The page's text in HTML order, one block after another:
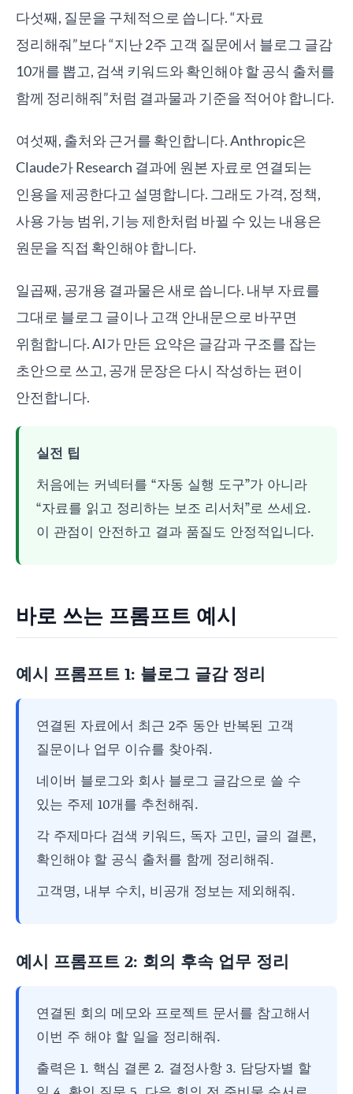
다섯째, 질문을 구체적으로 씁니다. “자료
정리해줘”보다 “지난 2주 고객 질문에서 블로그 글감
10개를 뽑고, 검색 키워드와 확인해야 할 공식 출처를
함께 정리해줘”처럼 결과물과 기준을 적어야 합니다.
여섯째, 출처와 근거를 확인합니다. Anthropic은
Claude가 Research 결과에 원본 자료로 연결되는
인용을 제공한다고 설명합니다. 그래도 가격, 정책,
사용 가능 범위, 기능 제한처럼 바뀔 수 있는 내용은
원문을 직접 확인해야 합니다.
일곱째, 공개용 결과물은 새로 씁니다. 내부 자료를
그대로 블로그 글이나 고객 안내문으로 바꾸면
위험합니다. AI가 만든 요약은 글감과 구조를 잡는
초안으로 쓰고, 공개 문장은 다시 작성하는 편이
안전합니다.
실전 팁
처음에는 커넥터를 “자동 실행 도구”가 아니라
“자료를 읽고 정리하는 보조 리서처”로 쓰세요.
이 관점이 안전하고 결과 품질도 안정적입니다.
바로 쓰는 프롬프트 예시
예시 프롬프트 1: 블로그 글감 정리
연결된 자료에서 최근 2주 동안 반복된 고객
질문이나 업무 이슈를 찾아줘.
네이버 블로그와 회사 블로그 글감으로 쓸 수
있는 주제 10개를 추천해줘.
각 주제마다 검색 키워드, 독자 고민, 글의 결론,
확인해야 할 공식 출처를 함께 정리해줘.
고객명, 내부 수치, 비공개 정보는 제외해줘.
예시 프롬프트 2: 회의 후속 업무 정리
연결된 회의 메모와 프로젝트 문서를 참고해서
이번 주 해야 할 일을 정리해줘.
출력은 1. 핵심 결론 2. 결정사항 3. 담당자별 할